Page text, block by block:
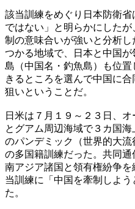
該当訓練をめぐり日本防衛
ではない」と明らかにした
制の意味合いが強いと分析
つかる地域で、日本と中国
島（中国名・釣魚島）も位
きるところを選んで中国に
狙いということだ。
日米は７月１９～２３日、
とグアム周辺海域で３カ国
のパンデミック（世界的大
の多国籍訓練だった。共同
南アジア諸国と領有権紛争
当訓練に「中国を牽制しよ
た。